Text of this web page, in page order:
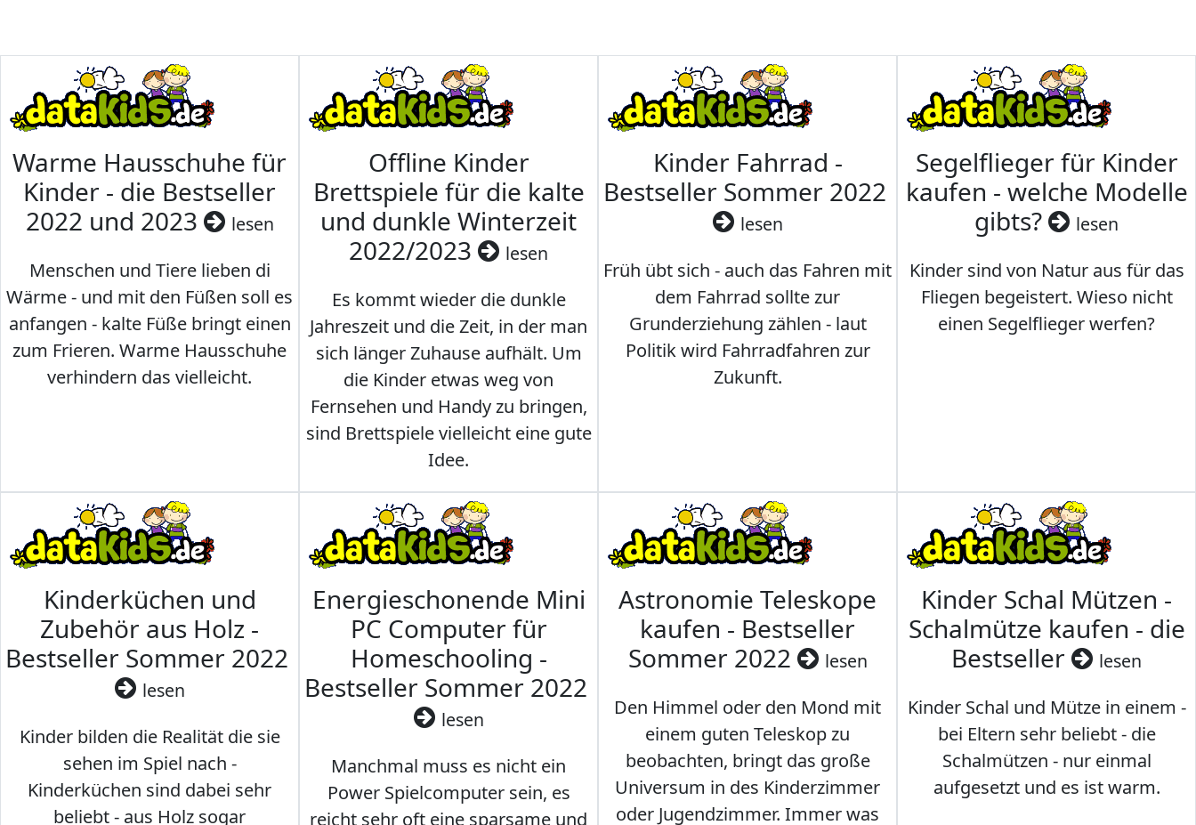
Warme Hausschuhe für
Kinder - die Bestseller
2022 und 2023
lesen
Menschen und Tiere lieben di
Wärme - und mit den Füßen soll es
anfangen - kalte Füße bringt einen
zum Frieren. Warme Hausschuhe
verhindern das vielleicht.
Offline Kinder
Brettspiele für die kalte
und dunkle Winterzeit
2022/2023
lesen
Es kommt wieder die dunkle
Jahreszeit und die Zeit, in der man
sich länger Zuhause aufhält. Um
die Kinder etwas weg von
Fernsehen und Handy zu bringen,
sind Brettspiele vielleicht eine gute
Idee.
Kinder Fahrrad -
Bestseller Sommer 2022
lesen
Früh übt sich - auch das Fahren mit
dem Fahrrad sollte zur
Grunderziehung zählen - laut
Politik wird Fahrradfahren zur
Zukunft.
Segelflieger für Kinder
kaufen - welche Modelle
gibts?
lesen
Kinder sind von Natur aus für das
Fliegen begeistert. Wieso nicht
einen Segelflieger werfen?
Kinderküchen und
Zubehör aus Holz -
Bestseller Sommer 2022
lesen
Kinder bilden die Realität die sie
sehen im Spiel nach -
Kinderküchen sind dabei sehr
beliebt - aus Holz sogar
Energieschonende Mini
PC Computer für
Homeschooling -
Bestseller Sommer 2022
lesen
Manchmal muss es nicht ein
Power Spielcomputer sein, es
reicht sehr oft eine sparsame und
Astronomie Teleskope
kaufen - Bestseller
Sommer 2022
lesen
Den Himmel oder den Mond mit
einem guten Teleskop zu
beobachten, bringt das große
Universum in des Kinderzimmer
oder Jugendzimmer. Immer was
Kinder Schal Mützen -
Schalmütze kaufen - die
Bestseller
lesen
Kinder Schal und Mütze in einem -
bei Eltern sehr beliebt - die
Schalmützen - nur einmal
aufgesetzt und es ist warm.